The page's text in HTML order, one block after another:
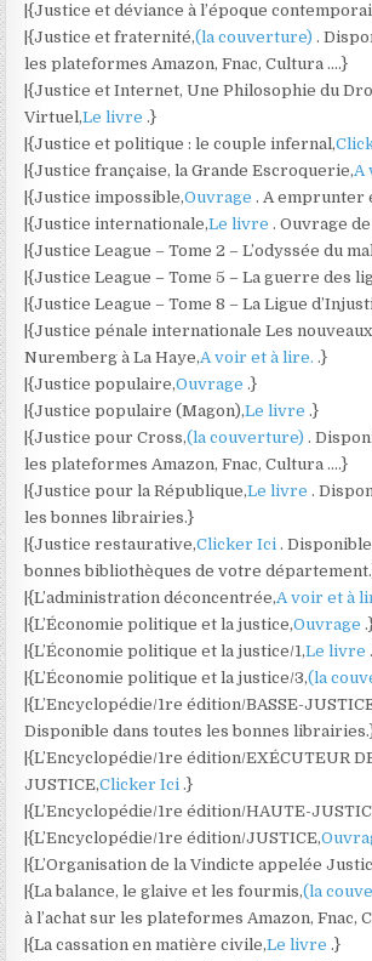
|{Justice et déviance à l’époque
|{Justice et fraternité,(la couverture).
les plateformes Amazon, Fnac, Cultura ….}
|{Justice et Internet, Une Philosophie du
Virtuel,Le livre.}
|{Justice et politique : le couple infernal,
|{Justice française, la Grande Escroquerie,A
|{Justice impossible,Ouvrage. A emprunter
|{Justice internationale,Le livre. Ouvrage
|{Justice League – Tome 2 – L’odyssée du
|{Justice League – Tome 5 – La guerre des
|{Justice League – Tome 8 – La Ligue
|{Justice pénale internationale Les
Nuremberg à La Haye,A voir et à lire..}
|{Justice populaire,Ouvrage.}
|{Justice populaire (Magon),Le livre.}
|{Justice pour Cross,(la couverture).
les plateformes Amazon, Fnac, Cultura ….}
|{Justice pour la République,Le livre.
les bonnes librairies.}
|{Justice restaurative,Clicker Ici.
bonnes bibliothèques de votre
|{L’administration déconcentrée,A voir et à
|{L’Économie politique et la justice,Ouvrage
|{L’Économie politique et la justice/1,Le livre
|{L’Économie politique et la justice/3,(la
|{L’Encyclopédie/1re édition/BASSE-
Disponible dans toutes les bonnes
|{L’Encyclopédie/1re édition/EXÉCUTEUR
JUSTICE,Clicker Ici.}
|{L’Encyclopédie/1re édition/HAUTE-
|{L’Encyclopédie/1re édition/JUSTICE,
|{L’Organisation de la Vindicte appelée
|{La balance, le glaive et les fourmis,(la
à l’achat sur les plateformes Amazon, Fnac,
|{La cassation en matière civile,Le livre.}